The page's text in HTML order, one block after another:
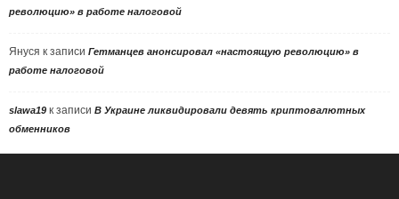
революцию» в работе налоговой
Януся к записи Гетманцев анонсировал «настоящую революцию» в
работе налоговой
slawa19 к записи В Украине ликвидировали девять криптовалютных
обменников